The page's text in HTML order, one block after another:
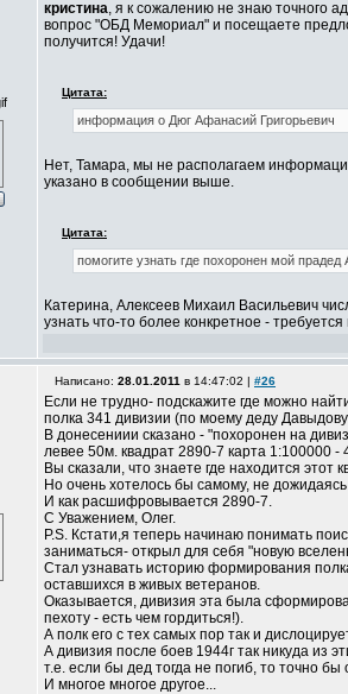
кристина, я к сожалению не знаю точного
вопрос "ОБД Мемориал" и посещаете
получится! Удачи!
Цитата:
информация о Дюг Афанасий Григорьевич
Нет, Тамара, мы не располагаем
указано в сообщении выше.
Цитата:
помогите узнать где похоронен мой
Катерина, Алексеев Михаил Васильевич
узнать что-то более конкретное -
Написано: 28.01.2011 в 14:47:02 | #26
Если не трудно- подскажите где можно
полка 341 дивизии (по моему деду
В донесениии сказано - "похоронен на
левее 50м. квадрат 2890-7 карта 1:100000 -
Вы сказали, что знаете где находится этот
Но очень хотелось бы самому, не
И как расшифровывается 2890-7.
С Уважением, Олег.
P.S. Кстати,я теперь начинаю понимать
заниматься- открыл для себя "новую
Стал узнавать историю формирования
оставшихся в живых ветеранов.
Оказывается, дивизия эта была
пехоту - есть чем гордиться!).
А полк его с тех самых пор так и
А дивизия после боев 1944г так никуда из
т.е. если бы дед тогда не погиб, то точно
И многое многое другое...